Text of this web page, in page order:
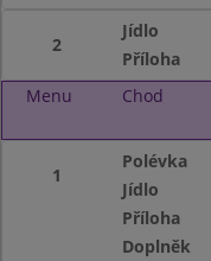
2
Jídlo
Příloha
Menu
Chod
1
Polévka
Jídlo
Příloha
Doplněk